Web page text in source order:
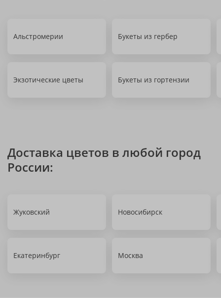
Альстромерии Букеты из гербер
Экзотические цветы Букеты из гортензии
Доставка цветов в любой город
России:
Жуковский Новосибирск
Екатеринбург Москва